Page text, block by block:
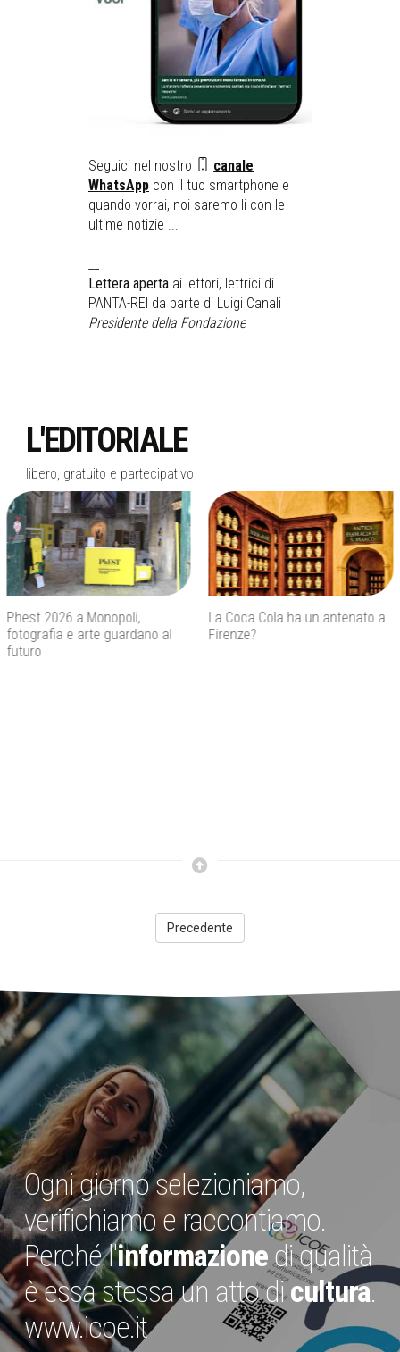
Seguici nel nostro
canale
WhatsApp con il tuo smartphone e
quando vorrai, noi saremo li con le
ultime notizie ...
Lettera aperta ai lettori, lettrici di
PANTA-REI da parte di Luigi Canali
Presidente della Fondazione
L'EDITORIALE
libero, gratuito e partecipativo
La Coca Cola ha un antenato a
Firenze?
Agenti IA e sicurezza, quando
l’autonomia diventa un rischio
Precedente
Ogni giorno selezioniamo,
verifichiamo e raccontiamo.
Perché l'informazionedi qualità
è essa stessa un atto dicultura.
www.icoe.it